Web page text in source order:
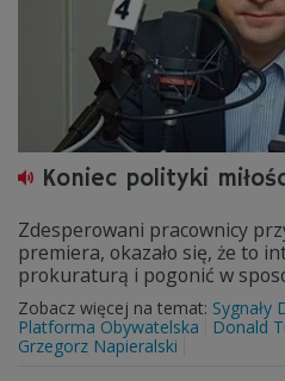
Koniec polityki
Zdesperowani pracownicy
premiera, okazało się, że to
prokuraturą i pogonić w
Zobacz więcej na temat: Sygnały
Platforma Obywatelska
Donald
Grzegorz Napieralski